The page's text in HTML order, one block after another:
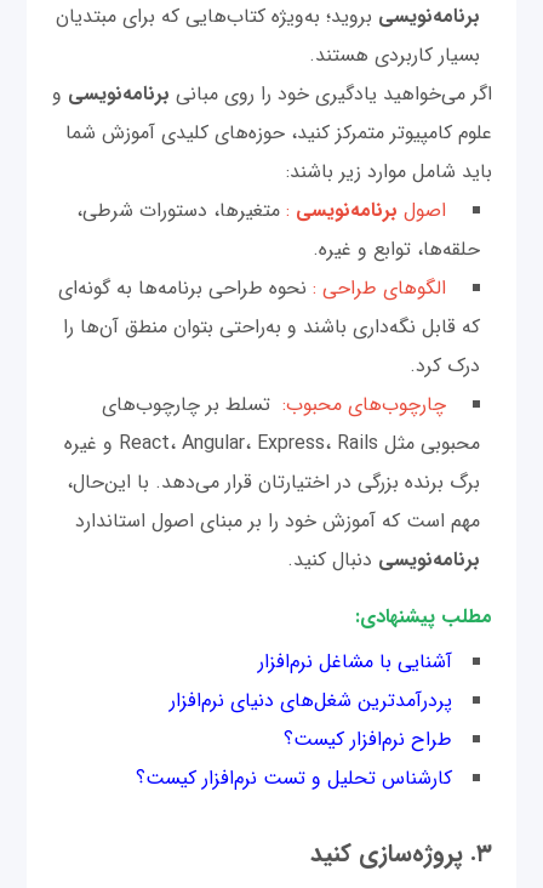
برنامه‌نویسی بروید؛ به‌ویژه کتاب‌هایی که برای مبتدیان
بسیار کاربردی هستند.
اگر می‌خواهید یادگیری خود را روی مبانی برنامه‌نویسی و
علوم کامپیوتر متمرکز کنید، حوزه‌های کلیدی آموزش شما
باید شامل موارد زیر باشند:
اصول برنامه‌نویسی :متغیرها، دستورات شرطی‌،
حلقه‌ها، توابع و غیره.
الگوهای طراحی : نحوه طراحی برنامه‌ها به گونه‌ای
که قابل نگه‌داری باشند و به‌راحتی بتوان منطق آن‌ها را
درک کرد.
چارچوب‌های محبوب: تسلط بر چارچوب‌‌های
محبوبی مثل React، Angular، Express، Rails و غیره
برگ برنده بزرگی در اختیارتان قرار می‌دهد. با این‌حال،
مهم است که آموزش خود را بر مبنای اصول استاندارد
برنامه‌نویسی دنبال کنید.
مطلب پیشنهادی:
آشنایی با مشاغل نرم‌افزار
پردرآمدترین شغل‌های دنیای نرم‌افزار
طراح نرم‌افزار کیست؟
کارشناس تحلیل و تست نرم‌افزار کیست؟
۳. پروژه‌سازی کنید